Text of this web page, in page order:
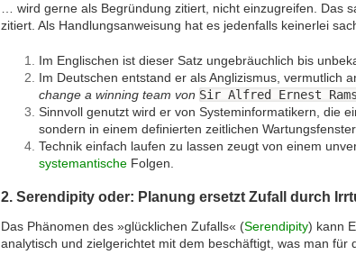
… wird gerne als Begründung zitiert, nicht einzugreifen. Das
zitiert. Als Handlungsanweisung hat es jedenfalls keinerlei
Im Englischen ist dieser Satz ungebräuchlich bis
Im Deutschen entstand er als Anglizismus, vermutlich
change a winning team von Sir Alfred Ernest
Sinnvoll genutzt wird er von Systeminformatikern, die
sondern in einem definierten zeitlichen
Technik einfach laufen zu lassen zeugt von einem
systemantische Folgen.
2. Serendipity oder: Planung ersetzt Zufall durch
Das Phänomen des »glücklichen Zufalls« (Serendipity) kann
analytisch und zielgerichtet mit dem beschäftigt, was man für